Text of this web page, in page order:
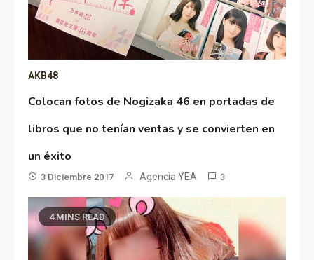
AKB48
Colocan fotos de Nogizaka 46 en portadas de
libros que no tenían ventas y se convierten en
un éxito
3 Diciembre 2017 Agencia YEA 3
4 MINS READ